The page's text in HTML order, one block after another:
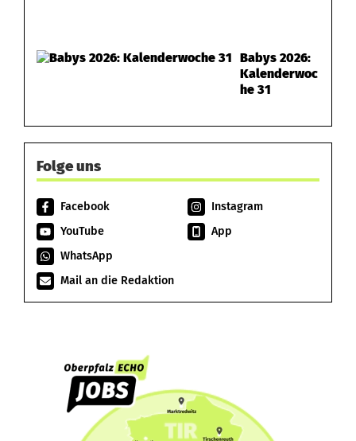
Babys 2026:
Kalenderwoc
he 31
Folge uns
Facebook
Instagram
YouTube
App
WhatsApp
Mail an die Redaktion